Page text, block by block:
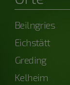
Beilngries
Eichstätt
Greding
Kelheim